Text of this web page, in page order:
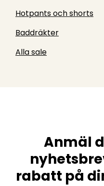
Hotpants och shorts
Baddräkter
Alla sale
Anmäl
rabatt på